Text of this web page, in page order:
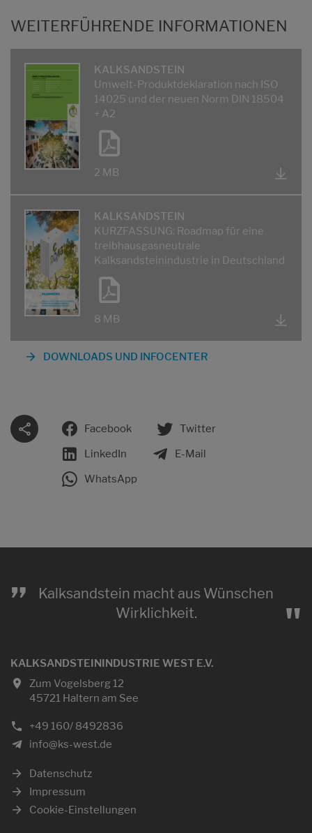
WEITERFÜHRENDE INFORMATIONEN
KALKSANDSTEIN
Umwelt-Produktdeklaration nach ISO
14025 und der neuen Norm DIN 18504
+ A2
2 MB
KALKSANDSTEIN
KURZFASSUNG: Roadmap für eine
treibhausgasneutrale
Kalksandsteinindustrie in Deutschland
8 MB
DOWNLOADS UND INFOCENTER
Facebook
Twitter
LinkedIn
E-Mail
WhatsApp
„
Kalksandstein macht aus Wünschen
Wirklichkeit.
"
KALKSANDSTEININDUSTRIE WEST E.V.
Zum Vogelsberg 12
45721 Haltern am See
+49 160/ 8492836
info@ks-west.de
Datenschutz
Impressum
Cookie-Einstellungen